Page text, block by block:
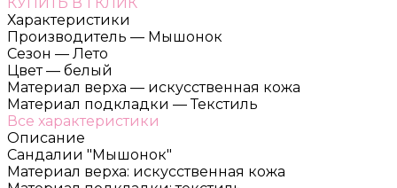
Характеристики
Производитель — Мышонок
Сезон — Лето
Цвет — белый
Материал верха — искусственная кожа
Материал подкладки — Текстиль
Все характеристики
Описание
Сандалии "Мышонок"
Материал верха: искусственная кожа